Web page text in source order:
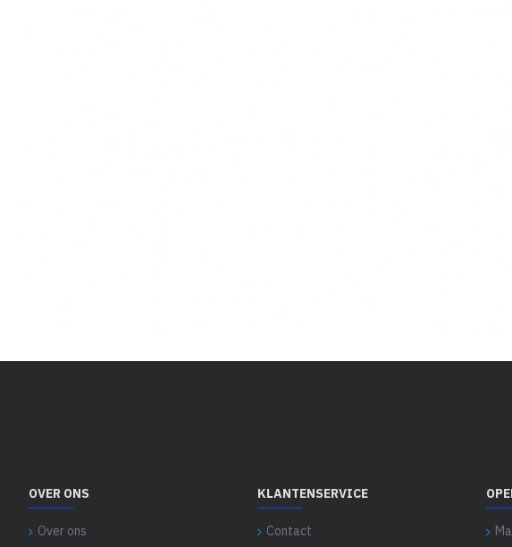
OVER ONS
Over ons
KLANTENSERVICE
Contact